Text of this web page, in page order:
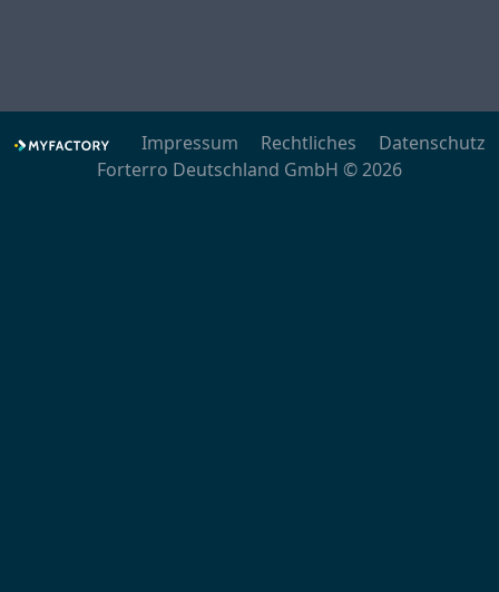
Impressum Rechtliches
Datenschutz
Forterro Deutschland GmbH © 2026